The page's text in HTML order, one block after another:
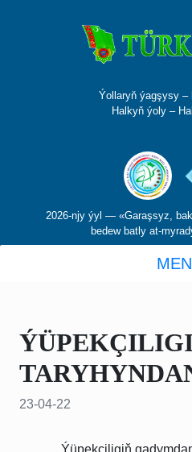
Ýollaryň ýagşysy –
Halkyň ýoly –
2026-njy ýyl — «Garaşsyz,
bedew batly at-
23-04-22
Ýüpekçiligiň gadymdan